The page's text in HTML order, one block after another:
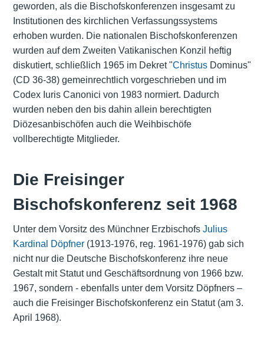
geworden, als die Bischofskonferenzen insgesamt zu
Institutionen des kirchlichen Verfassungssystems
erhoben wurden. Die nationalen Bischofskonferenzen
wurden auf dem Zweiten Vatikanischen Konzil heftig
diskutiert, schließlich 1965 im Dekret "ChristusDominus"
(CD 36-38) gemeinrechtlich vorgeschrieben und im
Codex Iuris Canonici von 1983 normiert. Dadurch
wurden neben den bis dahin allein berechtigten
Diözesanbischöfen auch die Weihbischöfe
vollberechtigte Mitglieder.
Die Freisinger
Bischofskonferenz seit 1968
Unter dem Vorsitz des Münchner Erzbischofs Julius
Kardinal Döpfner(1913-1976, reg. 1961-1976) gab sich
nicht nur die Deutsche Bischofskonferenz ihre neue
Gestalt mit Statut und Geschäftsordnung von 1966 bzw.
1967, sondern - ebenfalls unter dem Vorsitz Döpfners –
auch die Freisinger Bischofskonferenz ein Statut (am 3.
April 1968).